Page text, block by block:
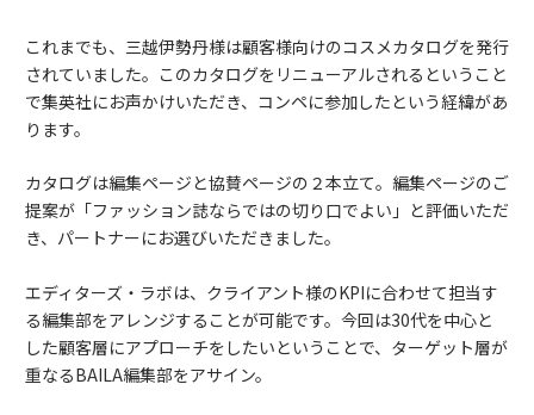
これまでも、三越伊勢丹様は顧客様向けのコスメカタログを発行
されていました。このカタログをリニューアルされるということ
で集英社にお声かけいただき、コンペに参加したという経緯があ
ります。
カタログは編集ページと協賛ページの２本立て。編集ページのご
提案が「ファッション誌ならではの切り口でよい」と評価いただ
き、パートナーにお選びいただきました。
エディターズ・ラボは、クライアント様のKPIに合わせて担当す
る編集部をアレンジすることが可能です。今回は30代を中心と
した顧客層にアプローチをしたいということで、ターゲット層が
重なるBAILA編集部をアサイン。